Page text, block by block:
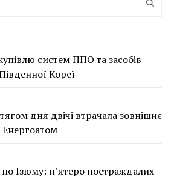
систем ППО та засобів
Кореї
дня двічі втрачала зовнішнє
Ізюму: п’ятеро постраждалих